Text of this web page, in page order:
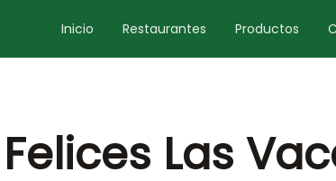
Inicio Restaurantes Productos
Las